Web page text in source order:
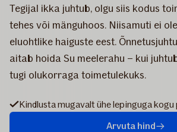
Tegijal ikka juhtub, olgu siis kodus
tehes või mänguhoos. Niisamuti ei
eluohtlike haiguste eest.
aitab hoida Su meelerahu – kui
tugi olukorraga toimetulekuks.
Kindlusta mugavalt ühe lepinguga kogu
Arvuta hind